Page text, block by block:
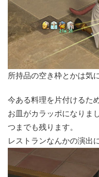
所持品の空き枠とかは気
今ある料理を片付けるた
お皿がカラッポになりま
つまでも残ります。
レストランなんかの演出